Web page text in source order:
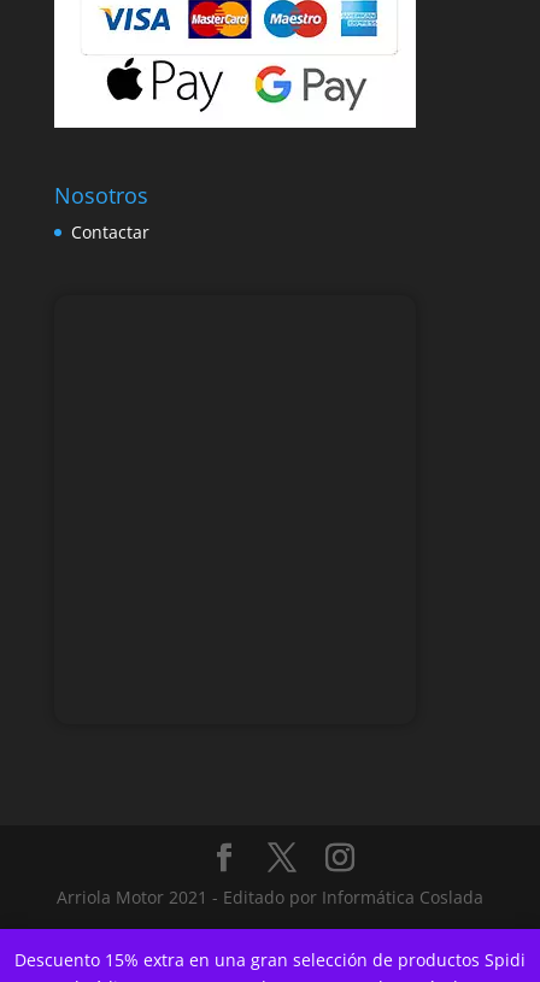
Descuento 15% extra en una gran selección de productos Spidi
Nosotros
Contactar
Arriola Motor 2021 - Editado por Informática Coslada